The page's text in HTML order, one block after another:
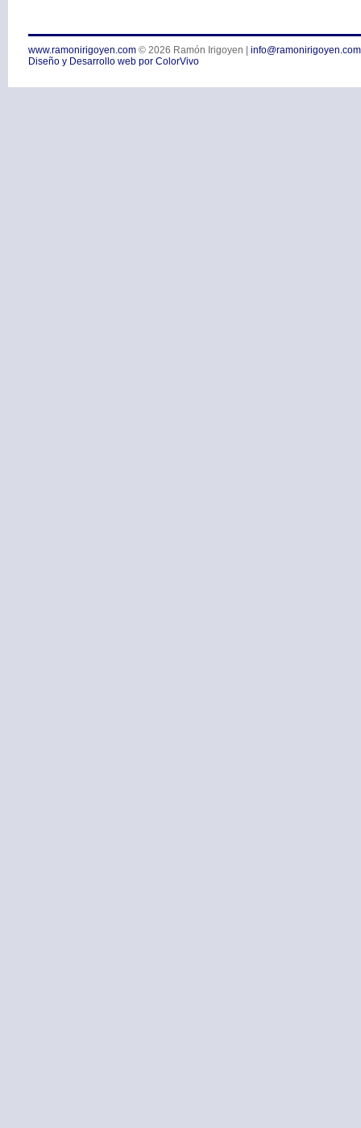
www.ramonirigoyen.com © 2026 Ramón Irigoyen
info@ramonirigoyen.com
Diseño y Desarrollo web por ColorVivo